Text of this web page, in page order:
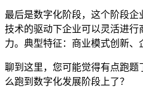
最后是数字化阶段，这个阶段
技术的驱动下企业可以灵活进
力。典型特征：商业模式创新、
聊到这里，您可能觉得有点跑
么跑到数字化发展阶段上了？